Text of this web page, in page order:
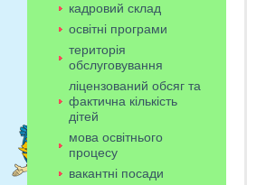
кадровий склад
освітні програми
територія
обслуговування
ліцензований обсяг та
фактична кількість
дітей
мова освітнього
процесу
вакантні посади